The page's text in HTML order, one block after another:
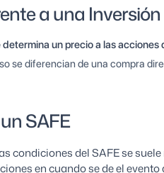
a una
determina un precio a las
se diferencian de una compra
SAFE
condiciones del SAFE se
en cuando se de el